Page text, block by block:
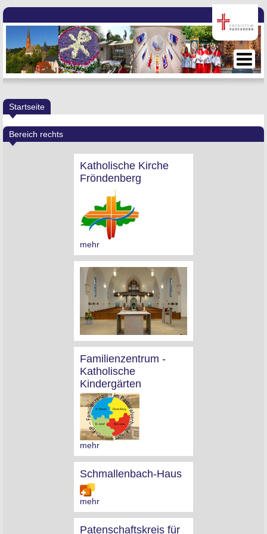
Startseite
Bereich rechts
Katholische Kirche
Fröndenberg
mehr
Familienzentrum -
Katholische
Kindergärten
mehr
Schmallenbach-Haus
mehr
Patenschaftskreis für